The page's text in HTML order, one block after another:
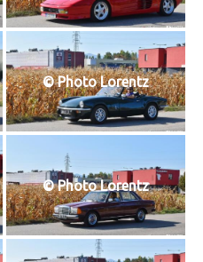
© Photo Lorentz
© Photo Lorentz